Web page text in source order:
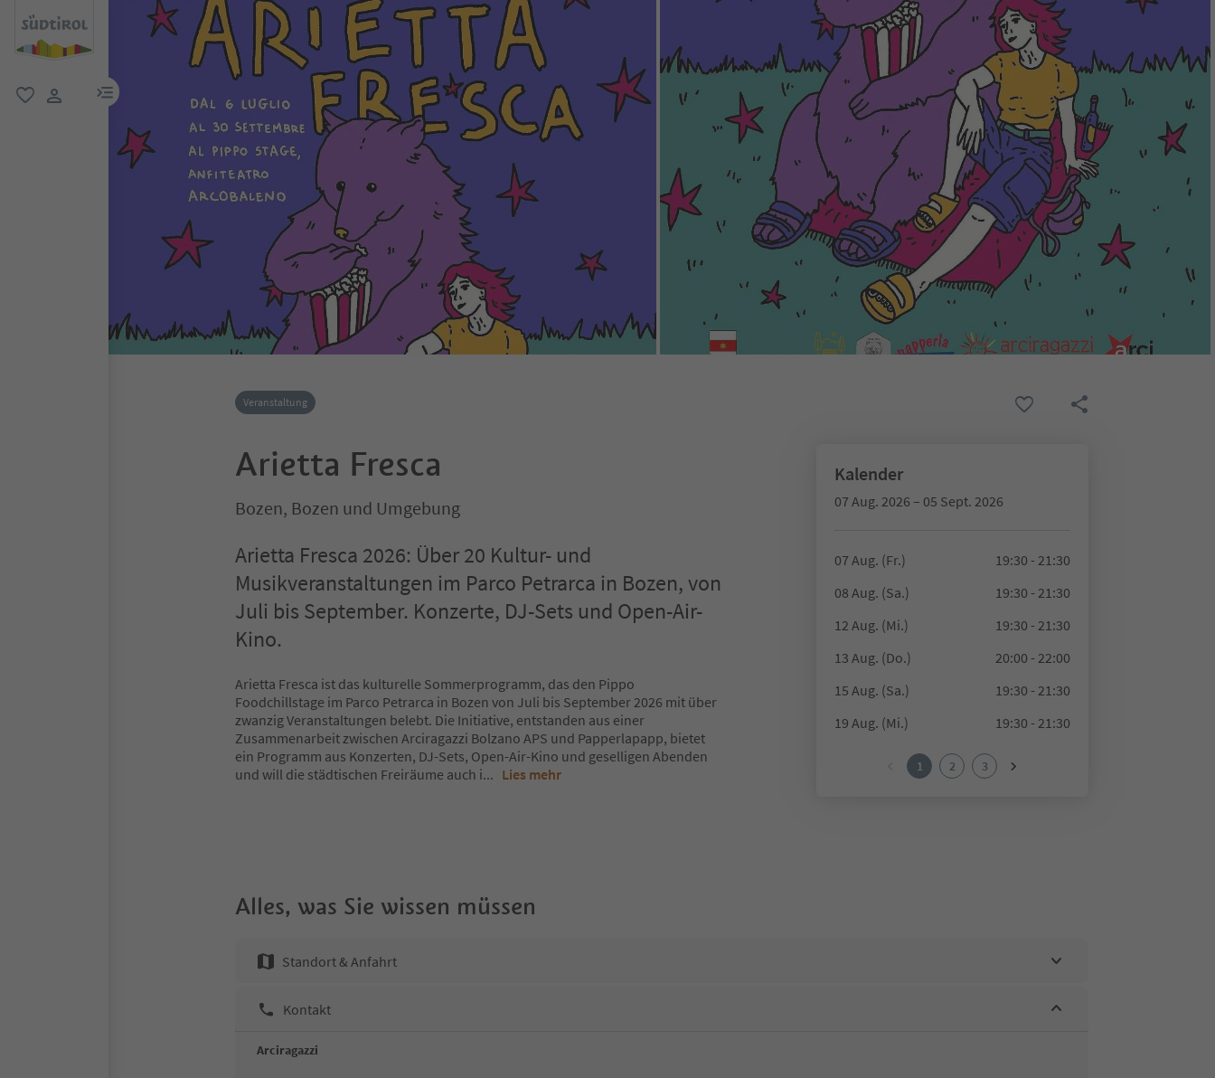
menu link
Veranstaltung
Arietta Fresca
Bozen, Bozen und Umgebung
Arietta Fresca 2026: Über 20 Kultur- und
Musikveranstaltungen im Parco Petrarca in Bozen, von
Juli bis September. Konzerte, DJ-Sets und Open-Air-
Kino.
Arietta Fresca ist das kulturelle Sommerprogramm, das den Pippo
Foodchillstage im Parco Petrarca in Bozen von Juli bis September 2026 mit über
zwanzig Veranstaltungen belebt. Die Initiative, entstanden aus einer
Zusammenarbeit zwischen Arciragazzi Bolzano APS und Papperlapapp, bietet
ein Programm aus Konzerten, DJ-Sets, Open-Air-Kino und geselligen Abenden
und will die städtischen Freiräume auch i... Lies mehr
Kalender
07 Aug. 2026 – 05 Sept. 2026
07 Aug. (Fr.)
19:30 - 21:30
08 Aug. (Sa.)
19:30 - 21:30
12 Aug. (Mi.)
19:30 - 21:30
13 Aug. (Do.)
20:00 - 22:00
15 Aug. (Sa.)
19:30 - 21:30
19 Aug. (Mi.)
19:30 - 21:30
1 2 3
Alles, was Sie wissen müssen
Standort & Anfahrt
Kontakt
Arciragazzi